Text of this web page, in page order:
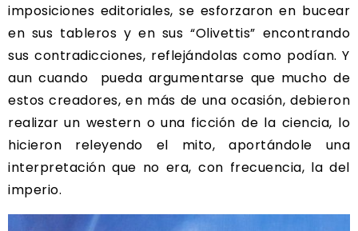
imposiciones editoriales, se esforzaron en bucear
en sus tableros y en sus “Olivettis” encontrando
sus contradicciones, reflejándolas como podían. Y
aun cuando pueda argumentarse que mucho de
estos creadores, en más de una ocasión, debieron
realizar un western o una ficción de la ciencia, lo
hicieron releyendo el mito, aportándole una
interpretación que no era, con frecuencia, la del
imperio.